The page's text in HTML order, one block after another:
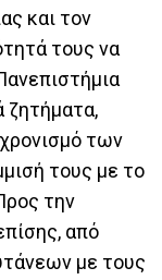
και τον
τους να
ζητήματα,
των
τους με το
την
από
με τους